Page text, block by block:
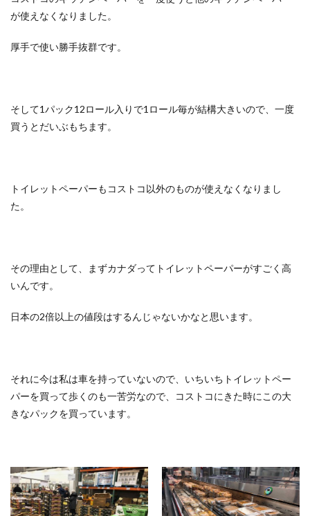
が使えなくなりました。
厚手で使い勝手抜群です。
そして1パック12ロール入りで1ロール毎が結構大きいので、一度
買うとだいぶもちます。
トイレットペーパーもコストコ以外のものが使えなくなりまし
た。
その理由として、まずカナダってトイレットペーパーがすごく高
いんです。
日本の2倍以上の値段はするんじゃないかなと思います。
それに今は私は車を持っていないので、いちいちトイレットペー
パーを買って歩くのも一苦労なので、コストコにきた時にこの大
きなパックを買っています。